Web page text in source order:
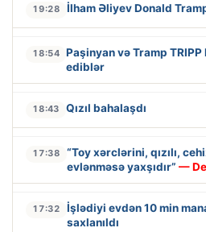
19:28 İlham Əliyev Donald
18:54 Paşinyan və Tramp
ediblər
18:43 Qızıl bahalaşdı
17:38
“Toy xərclərini, qızılı,
evlənməsə yaxşıdır” —
17:32
İşlədiyi evdən 10 min
saxlanıldı